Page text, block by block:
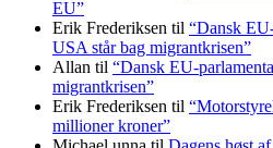
EU”
Erik Frederiksen til “Dansk
USA står bag migrantkrisen”
Allan til “Dansk EU-
migrantkrisen”
Erik Frederiksen til
millioner kroner”